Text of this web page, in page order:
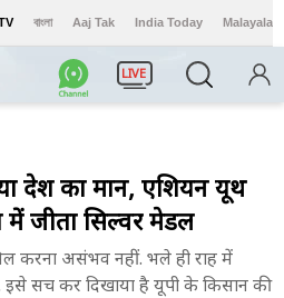
বাংলা Aaj Tak India Today Malayalam
LIVE
देश का मान, एशियन यूथ
जीता सिल्वर मेडल
करना असंभव नहीं. भले ही राह में
सच कर दिखाया है यूपी के किसान की